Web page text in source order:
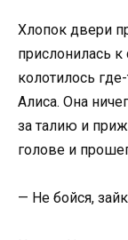
Хлопок двери
прислонилась к
колотилось
Алиса. Она
за талию и
голове и
— Не бойся,